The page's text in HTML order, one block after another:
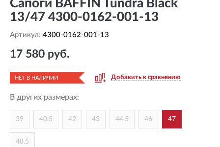
Сапоги BAFFIN Tundra Black
13/47 4300-0162-001-13
Артикул: 4300-0162-001-13
17 580 руб.
НЕТ В НАЛИЧИИ Добавить к сравнению
В других размерах:
39 40,5 42 43 44,5 46 47
48.5